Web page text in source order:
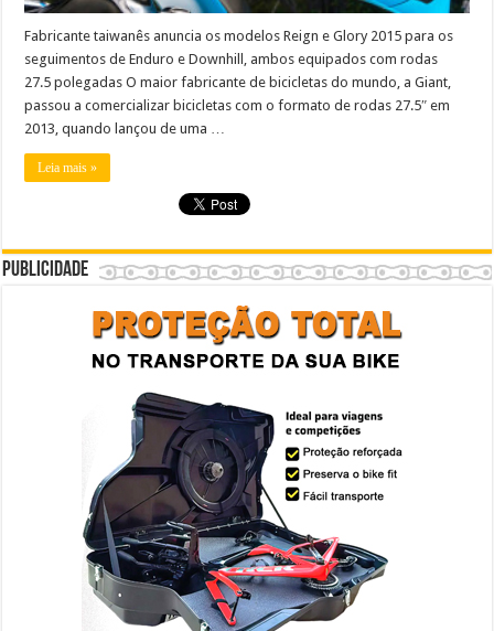
Fabricante taiwanês anuncia os modelos Reign e Glory 2015 para os
seguimentos de Enduro e Downhill, ambos equipados com rodas
27.5 polegadas O maior fabricante de bicicletas do mundo, a Giant,
passou a comercializar bicicletas com o formato de rodas 27.5″ em
2013, quando lançou de uma …
Leia mais »
Publicidade